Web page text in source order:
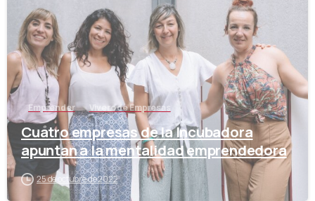
Emprender Vivero de Empresas
Cuatro empresas de la Incubadora
apuntan a la mentalidad emprendedora
25 de octubre de 2022